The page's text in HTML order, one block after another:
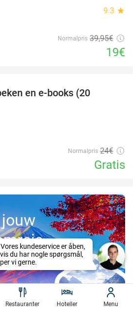
9.3 star
Normalpris 39,95€
19€
en e-books (20
Normalpris 24€
Gratis
Restauranter Hoteller Menu